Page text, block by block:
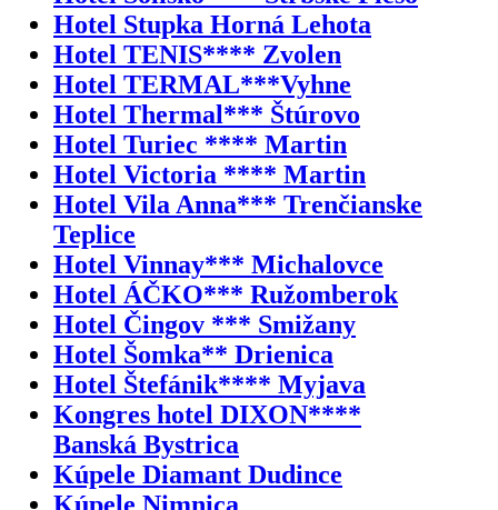
Hotel Stupka Horná Lehota
Hotel TENIS**** Zvolen
Hotel TERMAL***Vyhne
Hotel Thermal*** Štúrovo
Hotel Turiec **** Martin
Hotel Victoria **** Martin
Hotel Vila Anna*** Trenčianske
Teplice
Hotel Vinnay*** Michalovce
Hotel ÁČKO*** Ružomberok
Hotel Čingov *** Smižany
Hotel Šomka** Drienica
Hotel Štefánik**** Myjava
Kongres hotel DIXON****
Banská Bystrica
Kúpele Diamant Dudince